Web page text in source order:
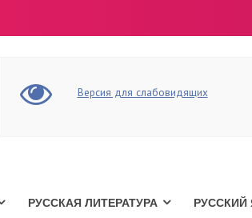
Версия для слабовидящих
РУССКАЯ ЛИТЕРАТУРА РУССКИЙ